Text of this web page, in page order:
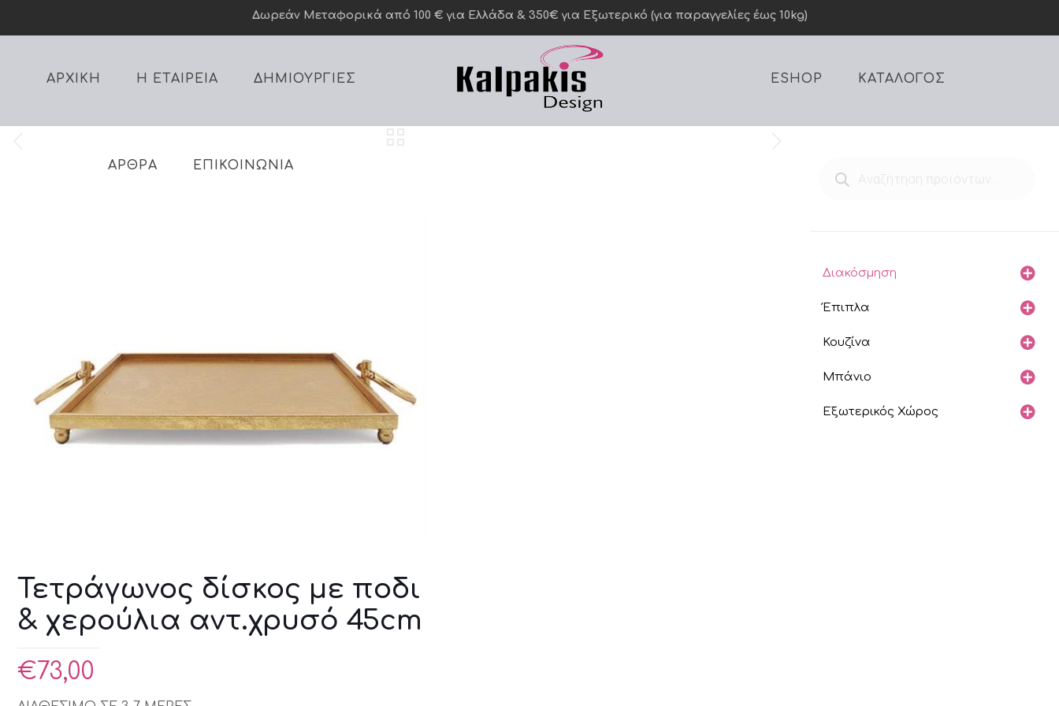
Δωρεάν Mεταφορικά από 100 € για Ελλάδα & 350€ για Eξωτερικό (για παραγγελίες έως 10kg)
ΑΡΧΙΚΗ Η ΕΤΑΙΡΕΙΑ ΔΗΜΙΟΥΡΓΙΕΣ
ΑΡΘΡΑ ΕΠΙΚΟΙΝΩΝΙΑ
ESHOP ΚΑΤΑΛΟΓΟΣ
Τετράγωνος δίσκος με ποδι
& χερούλια αντ.χρυσό 45cm
€73,00
search
Διακόσμηση
Έπιπλα
Κουζίνα
Μπάνιο
Εξωτερικός Χώρος